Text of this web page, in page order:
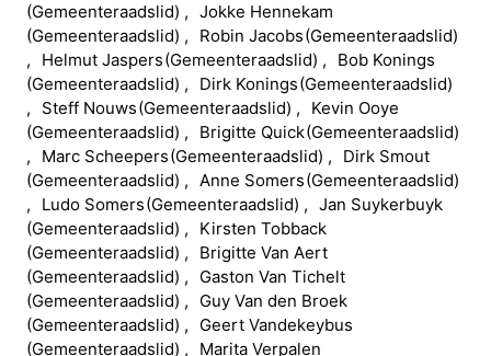
(Gemeenteraadslid) Jokke Hennekam
(Gemeenteraadslid) Robin Jacobs(Gemeenteraadslid)
Helmut Jaspers(Gemeenteraadslid) Bob Konings
(Gemeenteraadslid) Dirk Konings(Gemeenteraadslid)
Steff Nouws(Gemeenteraadslid) Kevin Ooye
(Gemeenteraadslid) Brigitte Quick(Gemeenteraadslid)
Marc Scheepers(Gemeenteraadslid) Dirk Smout
(Gemeenteraadslid) Anne Somers(Gemeenteraadslid)
Ludo Somers(Gemeenteraadslid) Jan Suykerbuyk
(Gemeenteraadslid) Kirsten Tobback
(Gemeenteraadslid) Brigitte Van Aert
(Gemeenteraadslid) Gaston Van Tichelt
(Gemeenteraadslid) Guy Van den Broek
(Gemeenteraadslid) Geert Vandekeybus
(Gemeenteraadslid) Marita Verpalen